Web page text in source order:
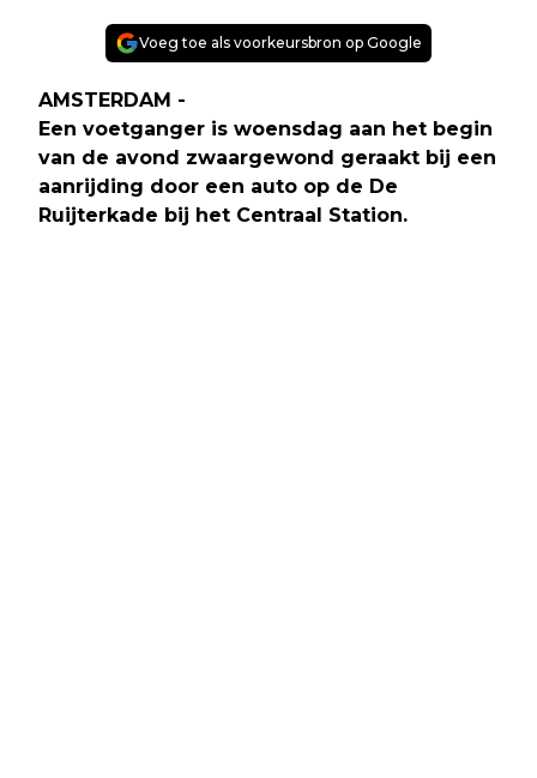
Voeg toe als voorkeursbron op Google
AMSTERDAM -
Een voetganger is woensdag aan het begin
van de avond zwaargewond geraakt bij een
aanrijding door een auto op de De
Ruijterkade bij het Centraal Station.